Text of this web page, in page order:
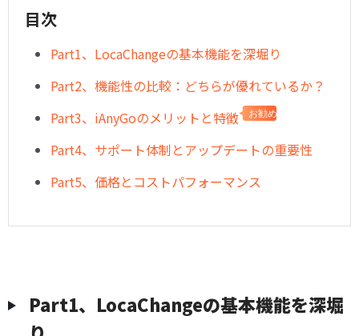
目次
Part1、LocaChangeの基本機能を深堀り
Part2、機能性の比較：どちらが優れているか？
Part3、iAnyGoのメリットと特徴
お勧め
Part4、サポート体制とアップデートの重要性
Part5、価格とコストパフォーマンス
Part1、LocaChangeの基本機能を深堀